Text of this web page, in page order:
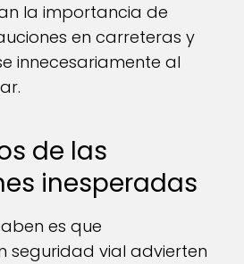
la importancia de
en carreteras y
innecesariamente al
de las
inesperadas
es que
seguridad vial advierten